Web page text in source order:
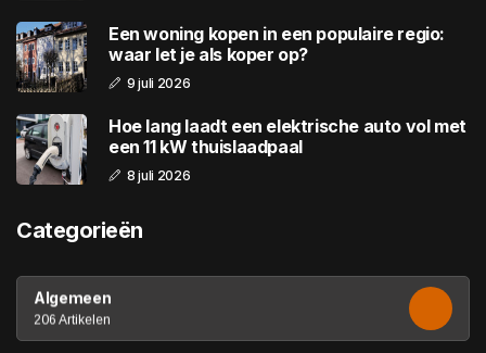
Een woning kopen in een populaire regio:
waar let je als koper op?
9 juli 2026
Hoe lang laadt een elektrische auto vol met
een 11 kW thuislaadpaal
8 juli 2026
Categorieën
Algemeen
206 Artikelen